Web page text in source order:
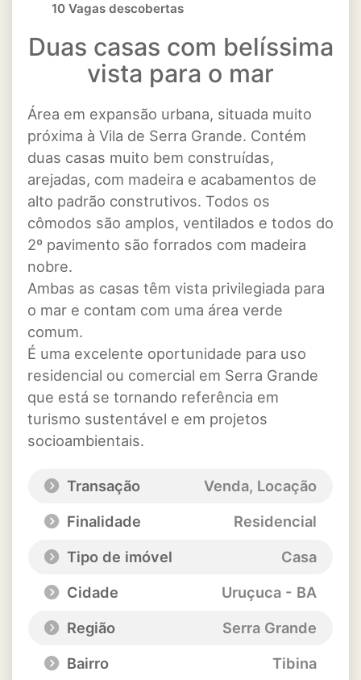
10 Vagas descobertas
Duas casas com belíssima
vista para o mar
Área em expansão urbana, situada muito
próxima à Vila de Serra Grande. Contém
duas casas muito bem construídas,
arejadas, com madeira e acabamentos de
alto padrão construtivos. Todos os
cômodos são amplos, ventilados e todos do
2º pavimento são forrados com madeira
nobre.
Ambas as casas têm vista privilegiada para
o mar e contam com uma área verde
comum.
É uma excelente oportunidade para uso
residencial ou comercial em Serra Grande
que está se tornando referência em
turismo sustentável e em projetos
socioambientais.
Transação
Venda, Locação
Finalidade
Residencial
Tipo de imóvel
Casa
Cidade
Uruçuca - BA
Região
Serra Grande
Bairro
Tibina